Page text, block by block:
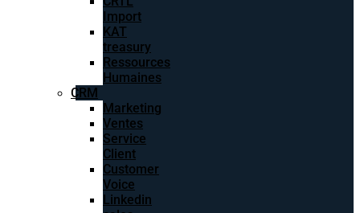
Import
KAT
treasury
Ressources
Humaines
CRM
Marketing
Ventes
Service
Client
Customer
Voice
Linkedin